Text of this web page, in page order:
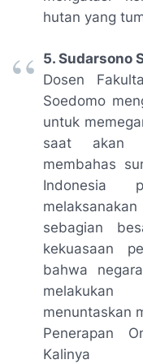
hutan yang
5. Sudarsono
Dosen
Soedomo
untuk
saat akan
membahas
Indonesia
sebagian
kekuasaan
bahwa
menuntaskan
Penerapan
Kalinya